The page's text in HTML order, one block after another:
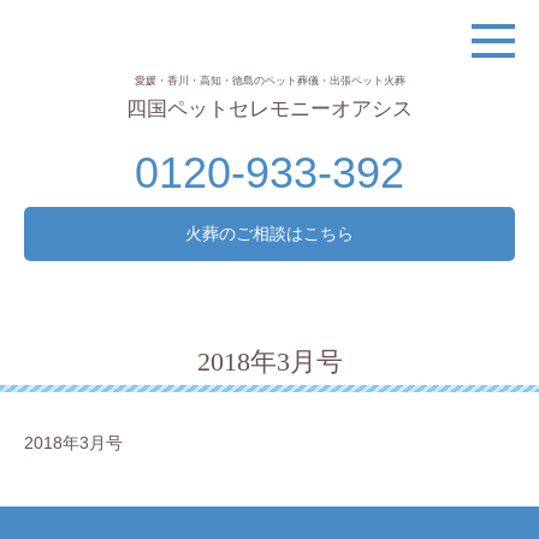
愛媛・香川・高知・徳島のペット葬儀・出張ペット火葬
四国ペットセレモニーオアシス
0120-933-392
火葬のご相談はこちら
2018年3月号
2018年3月号